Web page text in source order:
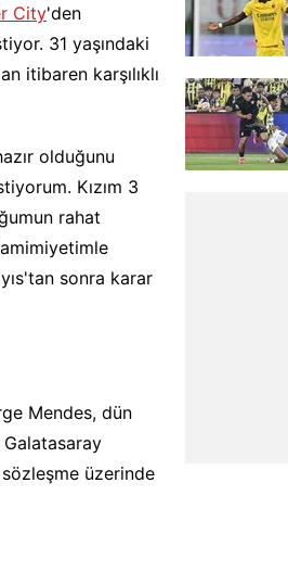
City'den
31 yaşındaki
itibaren karşılıklı
olduğunu
Kızım 3
rahat
sonra karar
Mendes, dün
üzerinde